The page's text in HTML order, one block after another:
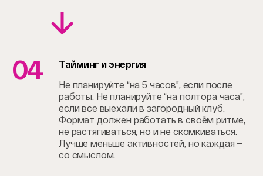
04 Тайминг и энергия
Не планируйте “на 5 часов”, если после
работы. Не планируйте “на полтора часа”,
если все выехали в загородный клуб.
Формат должен работать в своём ритме,
не растягиваться, но и не скомкиваться.
Лучше меньше активностей, но каждая —
со смыслом.